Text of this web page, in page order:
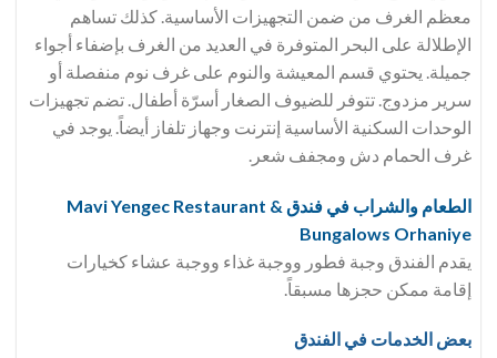
معظم الغرف من ضمن التجهيزات الأساسية. كذلك تساهم
الإطلالة على البحر المتوفرة في العديد من الغرف بإضفاء أجواء
جميلة. يحتوي قسم المعيشة والنوم على غرف نوم منفصلة أو
سرير مزدوج. تتوفر للضيوف الصغار أسرّة أطفال. تضم تجهيزات
الوحدات السكنية الأساسية إنترنت وجهاز تلفاز أيضاً. يوجد في
غرف الحمام دش ومجفف شعر.
الطعام والشراب في فندق Mavi Yengec Restaurant &
Bungalows Orhaniye
يقدم الفندق وجبة فطور ووجبة غذاء ووجبة عشاء كخيارات
إقامة ممكن حجزها مسبقاً.
بعض الخدمات في الفندق